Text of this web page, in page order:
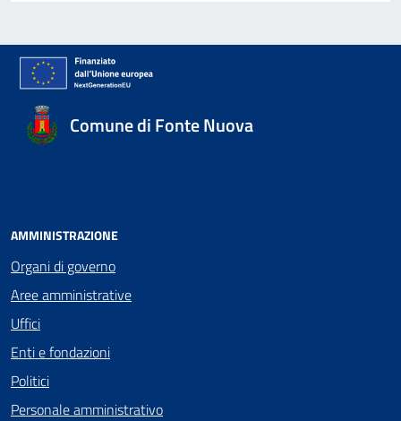
Comune di Fonte Nuova
AMMINISTRAZIONE
Organi di governo
Aree amministrative
Uffici
Enti e fondazioni
Politici
Personale amministrativo